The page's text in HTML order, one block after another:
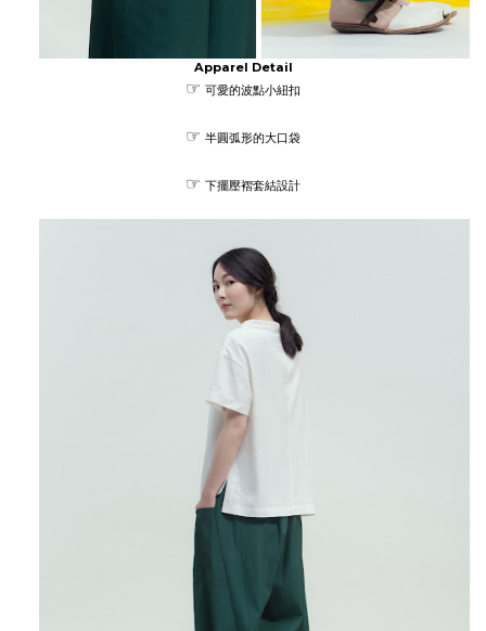
Apparel Detail
☞ 可愛的波點小紐扣
☞ 半圓弧形的大口袋
☞ 下擺壓褶套結設計